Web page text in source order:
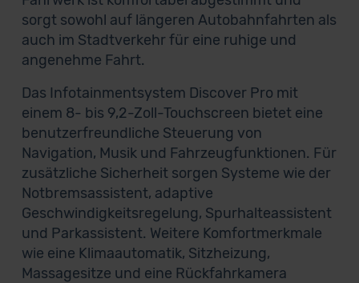
sorgt sowohl auf längeren Autobahnfahrten als
auch im Stadtverkehr für eine ruhige und
angenehme Fahrt.
Das Infotainmentsystem Discover Pro mit
einem 8- bis 9,2-Zoll-Touchscreen bietet eine
benutzerfreundliche Steuerung von
Navigation, Musik und Fahrzeugfunktionen. Für
zusätzliche Sicherheit sorgen Systeme wie der
Notbremsassistent, adaptive
Geschwindigkeitsregelung, Spurhalteassistent
und Parkassistent. Weitere Komfortmerkmale
wie eine Klimaautomatik, Sitzheizung,
Massagesitze und eine Rückfahrkamera